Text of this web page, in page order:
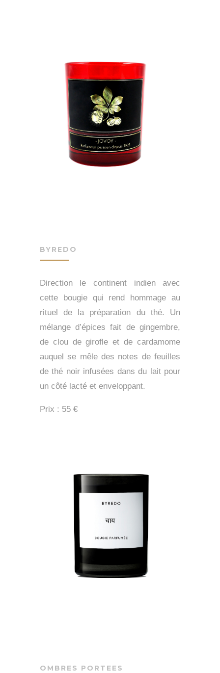
BYREDO
Direction le continent indien avec
cette bougie qui rend hommage au
rituel de la préparation du thé. Un
mélange d’épices fait de gingembre,
de clou de girofle et de cardamome
auquel se mêle des notes de feuilles
de thé noir infusées dans du lait pour
un côté lacté et enveloppant.
Prix : 55 €
OMBRES PORTEES